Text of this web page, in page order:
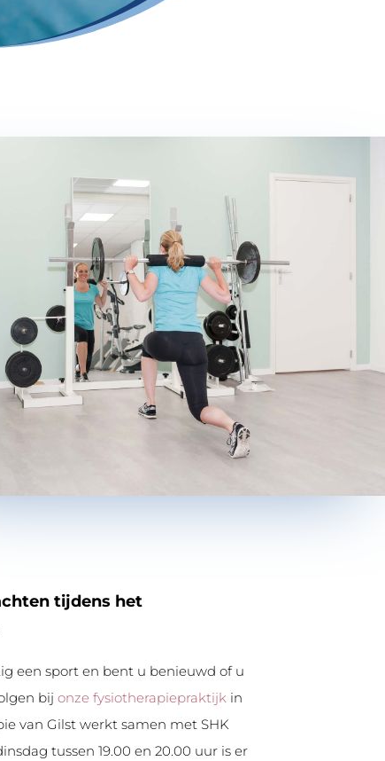
tijdens het
een sport en bent u benieuwd of u
bij onze fysiotherapiepraktijkin
van Gilst werkt samen met SHK
tussen 19.00 en 20.00 uur is er